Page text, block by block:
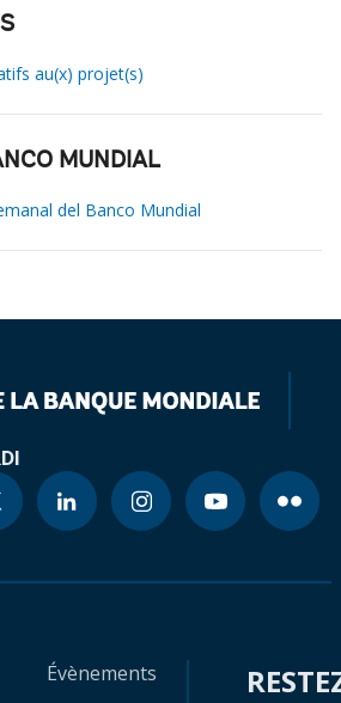
au(x) projet(s)
MUNDIAL
del Banco Mundial
Évènements